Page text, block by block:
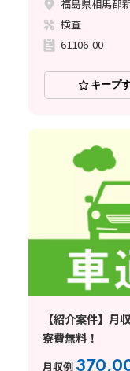
福島県相馬郡
検査
61106-00
キープ
【紹介案件】月
寮費無料！
月収例